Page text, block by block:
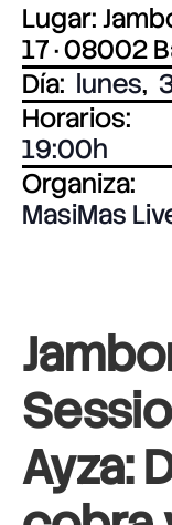
Lugar:
17 · 08002
Día: lunes,
Horarios:
19:00
Organiza:
MasiMas
Ayza: